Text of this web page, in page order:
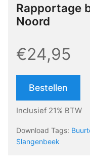
Rapportage
Noord
€24,95
Bestellen
Inclusief 21% BTW
Download Tags:
Slangenbeek